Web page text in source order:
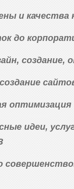
и качества
до
создание,
идеи,